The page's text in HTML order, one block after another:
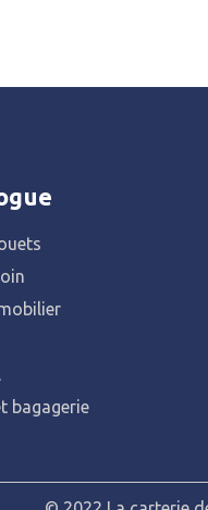
bagagerie